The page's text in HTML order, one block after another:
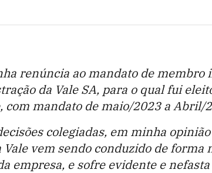
renúncia ao mandato de membro
da Vale SA, para o qual fui
com mandato de maio/2023 a Abril/
colegiadas, em minha
Vale vem sendo conduzido de
empresa, e sofre evidente e